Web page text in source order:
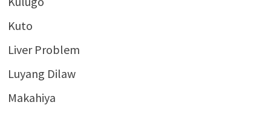
Kuto
Liver Problem
Luyang Dilaw
Makahiya